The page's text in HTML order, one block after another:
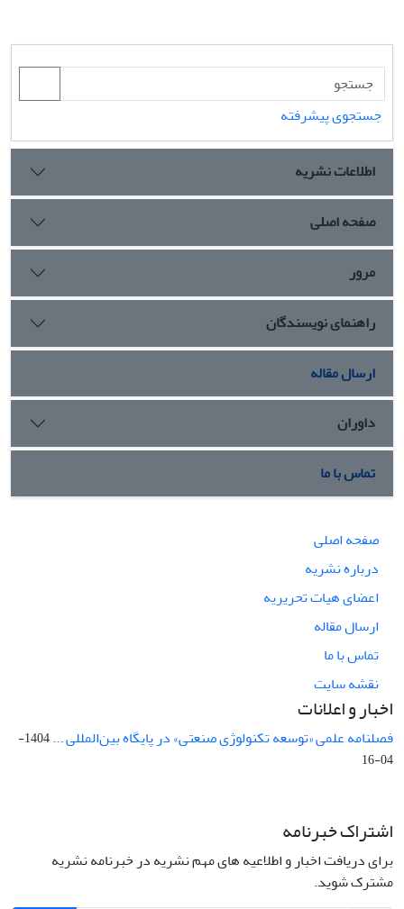
جستجوی پیشرفته
اطلاعات نشریه
صفحه اصلی
مرور
راهنمای نویسندگان
ارسال مقاله
داوران
تماس با ما
صفحه اصلی
درباره نشریه
اعضای هیات تحریریه
ارسال مقاله
تماس با ما
نقشه سایت
اخبار و اعلانات
فصلنامه علمی «توسعه تکنولوژی صنعتی» در پایگاه بین‌المللی ...
1404-
04-16
اشتراک خبرنامه
برای دریافت اخبار و اطلاعیه های مهم نشریه در خبرنامه نشریه
مشترک شوید.